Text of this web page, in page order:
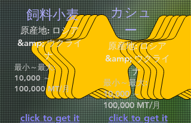
飼料小麦
原産地: ロシア
&amp; ウクライ
ナ
最小～最大:
10,000 ～
100,000 MT/月
click to get it
カシュ
ー
原産地: ロシア
&amp; ウクライ
ナ
最小～最大:
10,000 ～
100,000 MT/月
click to get it